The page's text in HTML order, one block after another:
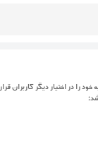
را در اختیار دیگر کاربران قرار